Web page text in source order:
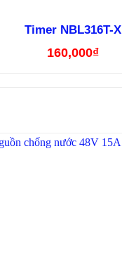
Timer NBL316T-X
160,000₫